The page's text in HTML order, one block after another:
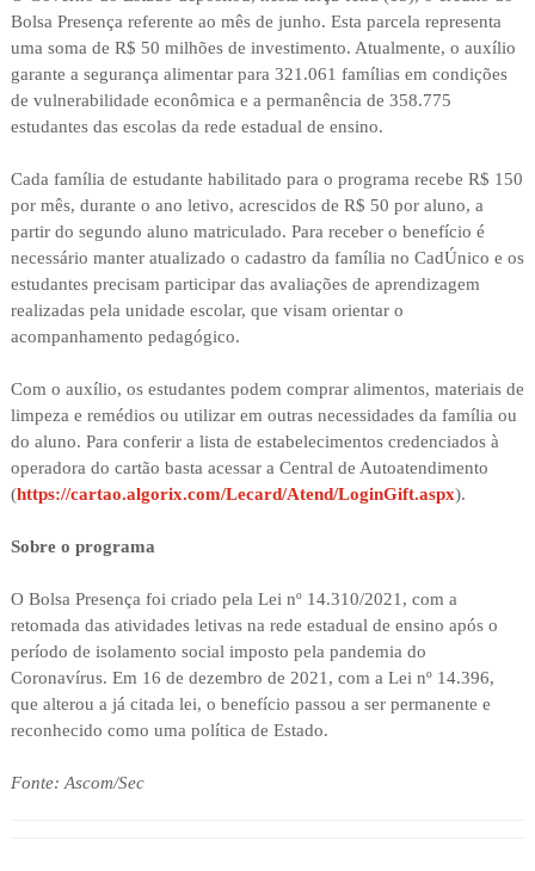
Bolsa Presença referente ao mês de junho. Esta parcela representa
uma soma de R$ 50 milhões de investimento. Atualmente, o auxílio
garante a segurança alimentar para 321.061 famílias em condições
de vulnerabilidade econômica e a permanência de 358.775
estudantes das escolas da rede estadual de ensino.
Cada família de estudante habilitado para o programa recebe R$ 150
por mês, durante o ano letivo, acrescidos de R$ 50 por aluno, a
partir do segundo aluno matriculado. Para receber o benefício é
necessário manter atualizado o cadastro da família no CadÚnico e os
estudantes precisam participar das avaliações de aprendizagem
realizadas pela unidade escolar, que visam orientar o
acompanhamento pedagógico.
Com o auxílio, os estudantes podem comprar alimentos, materiais de
limpeza e remédios ou utilizar em outras necessidades da família ou
do aluno. Para conferir a lista de estabelecimentos credenciados à
operadora do cartão basta acessar a Central de Autoatendimento
(https://cartao.algorix.com/Lecard/Atend/LoginGift.aspx).
Sobre o programa
O Bolsa Presença foi criado pela Lei nº 14.310/2021, com a
retomada das atividades letivas na rede estadual de ensino após o
período de isolamento social imposto pela pandemia do
Coronavírus. Em 16 de dezembro de 2021, com a Lei nº 14.396,
que alterou a já citada lei, o benefício passou a ser permanente e
reconhecido como uma política de Estado.
Fonte: Ascom/Sec